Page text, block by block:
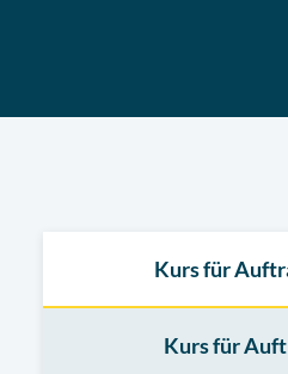
Kurs für
Kurs für